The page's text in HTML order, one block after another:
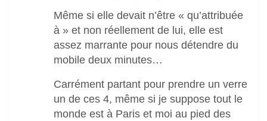
Même si elle devait n’être « qu’attribuée
à » et non réellement de lui, elle est
assez marrante pour nous détendre du
mobile deux minutes…
Carrément partant pour prendre un verre
un de ces 4, même si je suppose tout le
monde est à Paris et moi au pied des